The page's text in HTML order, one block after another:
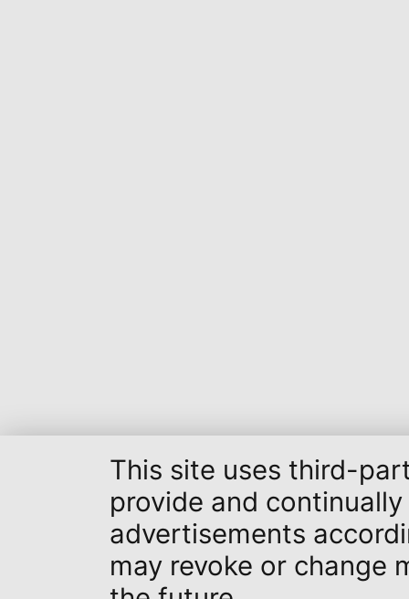
This site uses third-
provide and
advertisements
may revoke or change